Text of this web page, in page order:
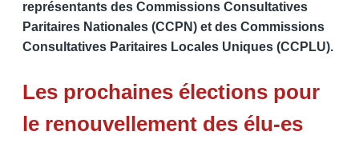
représentants des Commissions Consultatives
Paritaires Nationales (CCPN) et des Commissions
Consultatives Paritaires Locales Uniques (CCPLU).
Les prochaines élections pour
le renouvellement des élu-es